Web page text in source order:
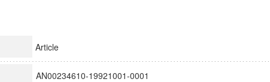
Article
AN00234610-19921001-0001